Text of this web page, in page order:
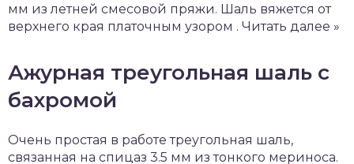
мм из летней смесовой пряжи. Шаль вяжется от
верхнего края платочным узором . Читать далее »
Ажурная треугольная шаль с
бахромой
Очень простая в работе треугольная шаль,
связанная на спицаз 3.5 мм из тонкого мериноса.